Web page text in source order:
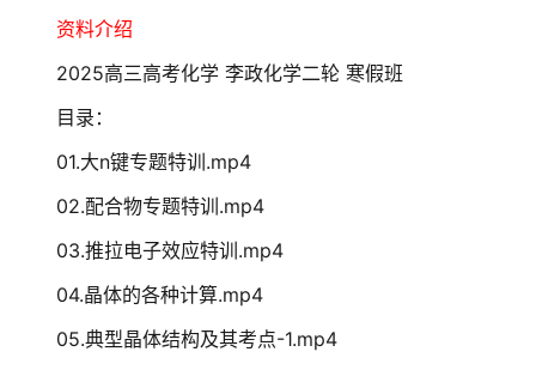
资料介绍
2025高三高考化学 李政化学二轮 寒假班
目录：
01.大n键专题特训.mp4
02.配合物专题特训.mp4
03.推拉电子效应特训.mp4
04.晶体的各种计算.mp4
05.典型晶体结构及其考点-1.mp4